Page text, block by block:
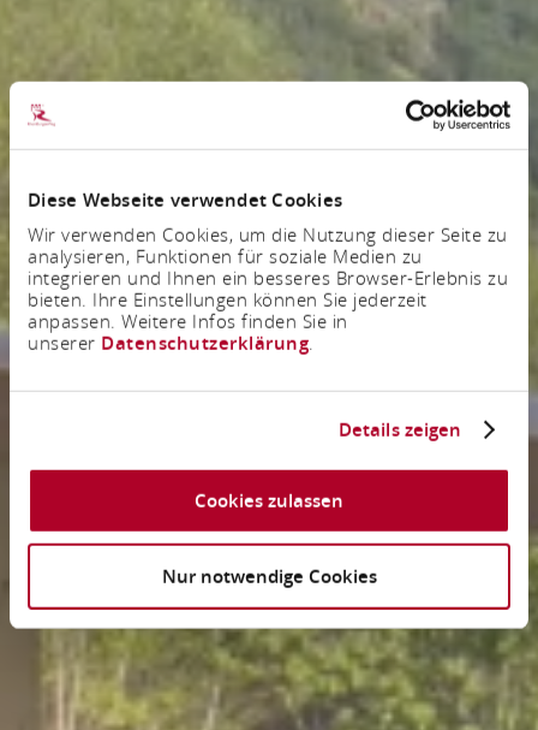
Diese Webseite verwendet Cookies
Wir verwenden Cookies, um die Nutzung dieser Seite zu
analysieren, Funktionen für soziale Medien zu
integrieren und Ihnen ein besseres Browser-Erlebnis zu
bieten. Ihre Einstellungen können Sie jederzeit
anpassen. Weitere Infos finden Sie in
unserer Datenschutzerklärung.
Details zeigen
Cookies zulassen
Nur notwendige Cookies